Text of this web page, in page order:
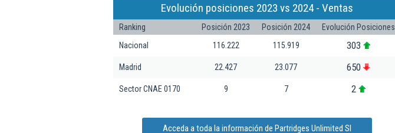
Evolución posiciones 2023 vs 2024 - Ventas
Ranking Posición 2023 Posición 2024
Evolución Posiciones
Nacional
116.222 115.919 303
Madrid 22.427 23.077 650
Sector CNAE 0170 9 7 2
Acceda a toda la información de Partridges Unlimited Sl